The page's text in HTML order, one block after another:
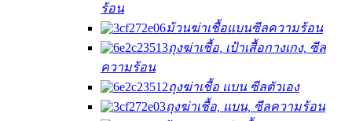
ร้อน
ม้วนฆ่าเชื้อแบนซีลความร้อน
ถุงฆ่าเชื้อ, เป้าเสื้อกางเกง, ซีล
ความร้อน
ถุงฆ่าเชื้อ แบน ซีลตัวเอง
ถุงฆ่าเชื้อ, แบน, ซีลความร้อน